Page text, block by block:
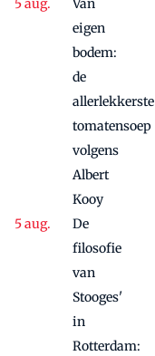
Dio: twee
panden, één
concept,
twee sferen
Van
eigen
bodem:
de
allerlekkerste
tomatensoep
volgens
Albert
Kooy
De
filosofie
van
Stooges'
in
Rotterdam: